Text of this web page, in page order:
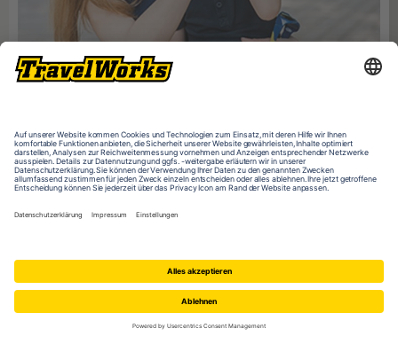
Du fragst dich, wie schnell man sich wohl als Au Pair einlebt? Ob es
schwer ist, neue Freunde zu finden? Wie du dich am besten auf dein Au
Pair Abenteuer vorbereiten kannst? Wir haben für dich drei Au Pairs
interviewt und sie all das gefragt, was dir auf der Seele brennt.